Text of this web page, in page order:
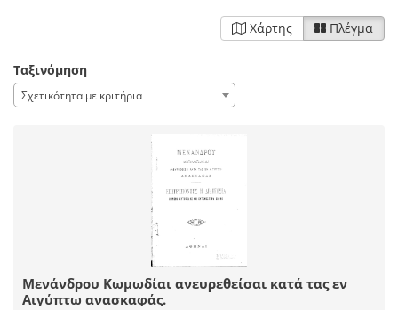
Χάρτης Πλέγμα
Ταξινόμηση
Σχετικότητα με κριτήρια
Μενάνδρου Κωμωδίαι ανευρεθείσαι κατά τας εν
Αιγύπτω ανασκαφάς.